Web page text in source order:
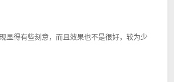
显得有些刻意，而且效果也不是很好，较为少